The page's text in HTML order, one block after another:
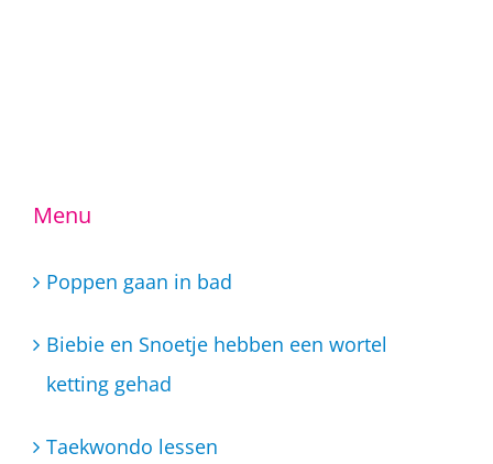
Menu
Poppen gaan in bad
Biebie en Snoetje hebben een wortel
ketting gehad
Taekwondo lessen